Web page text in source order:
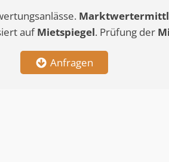
aufMietspiegel. Prüfung der
Anfragen